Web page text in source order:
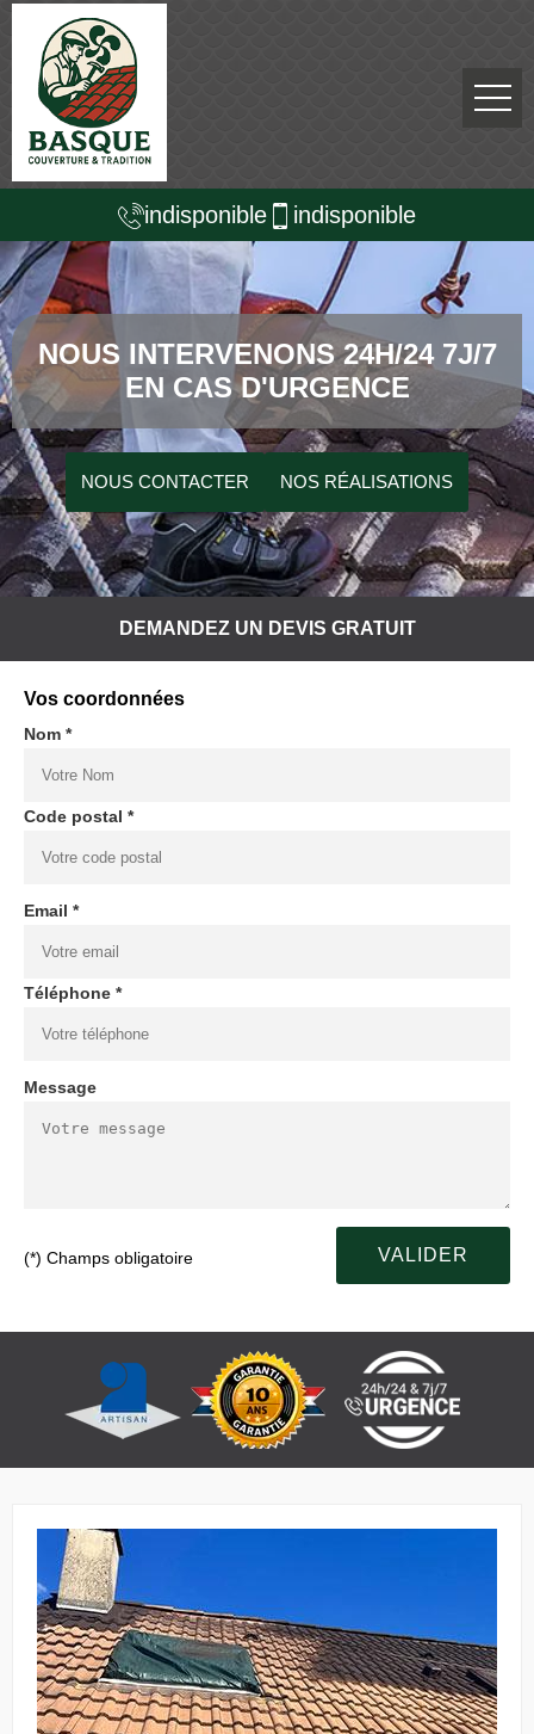
indisponible indisponible
NOUS INTERVENONS 24H/24 7J/7
EN CAS D'URGENCE
NOUS CONTACTER NOS RÉALISATIONS
DEMANDEZ UN DEVIS GRATUIT
Vos coordonnées
Nom *
Code postal *
Email *
Téléphone *
Message
(*) Champs obligatoire